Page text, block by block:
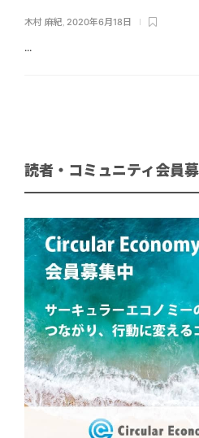
木村 麻紀 2020年6月18日
...
読者・コミュニティ会員募